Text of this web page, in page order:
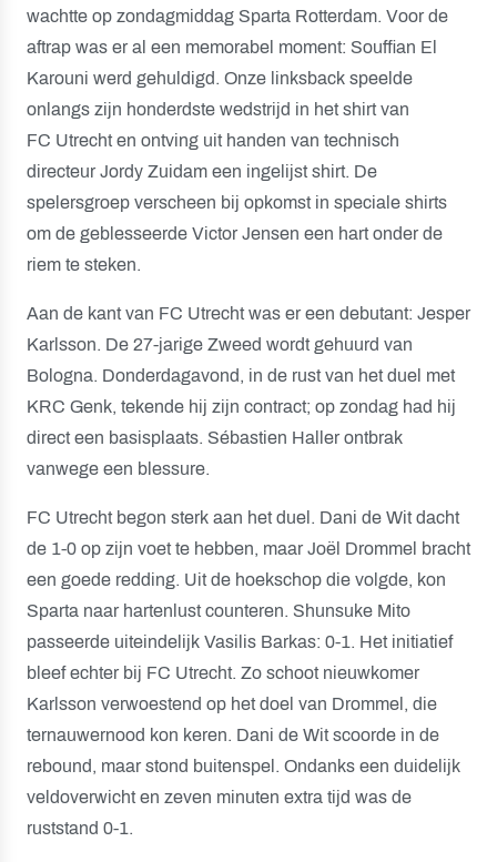
wachtte op zondagmiddag Sparta Rotterdam. Voor de
aftrap was er al een memorabel moment: Souffian El
Karouni werd gehuldigd. Onze linksback speelde
onlangs zijn honderdste wedstrijd in het shirt van
FC Utrecht en ontving uit handen van technisch
directeur Jordy Zuidam een ingelijst shirt. De
spelersgroep verscheen bij opkomst in speciale shirts
om de geblesseerde Victor Jensen een hart onder de
riem te steken.
Aan de kant van FC Utrecht was er een debutant: Jesper
Karlsson. De 27-jarige Zweed wordt gehuurd van
Bologna. Donderdagavond, in de rust van het duel met
KRC Genk, tekende hij zijn contract; op zondag had hij
direct een basisplaats. Sébastien Haller ontbrak
vanwege een blessure.
FC Utrecht begon sterk aan het duel. Dani de Wit dacht
de 1-0 op zijn voet te hebben, maar Joël Drommel bracht
een goede redding. Uit de hoekschop die volgde, kon
Sparta naar hartenlust counteren. Shunsuke Mito
passeerde uiteindelijk Vasilis Barkas: 0-1. Het initiatief
bleef echter bij FC Utrecht. Zo schoot nieuwkomer
Karlsson verwoestend op het doel van Drommel, die
ternauwernood kon keren. Dani de Wit scoorde in de
rebound, maar stond buitenspel. Ondanks een duidelijk
veldoverwicht en zeven minuten extra tijd was de
ruststand 0-1.